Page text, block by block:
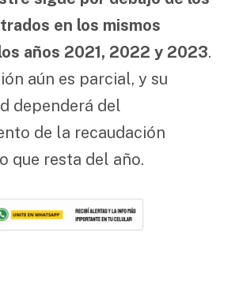
en los mismos
años 2021, 2022 y 2023.
aún es parcial, y su
dependerá del
de la recaudación
que resta del año.